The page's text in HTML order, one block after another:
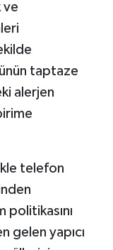
ve
taptaze
alerjen
telefon
gelen yapıcı